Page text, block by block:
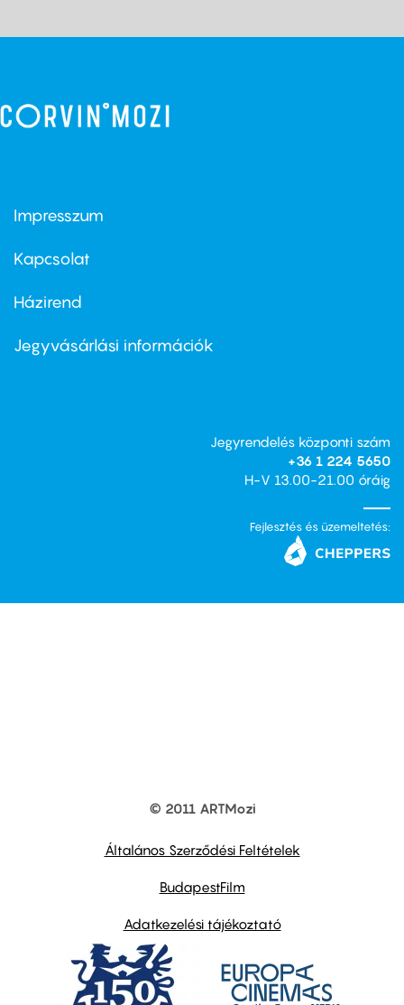
Footer
first
Impresszum
Kapcsolat
Footer
second
Házirend
Jegyvásárlási információk
Jegyrendelés központi szám
+36 1 224 5650
H-V 13.00-21.00 óráig
Fejlesztés és üzemeltetés:
© 2011 ARTMozi
Általános Szerződési Feltételek
BudapestFilm
Adatkezelési tájékoztató